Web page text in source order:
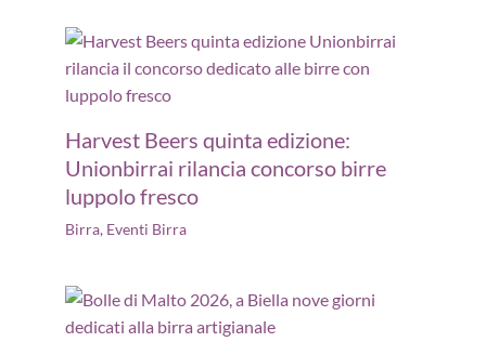
Harvest Beers quinta edizione:
Unionbirrai rilancia concorso birre
luppolo fresco
Birra, Eventi Birra